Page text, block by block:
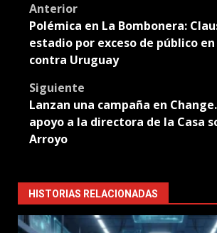
Post
navigation
Anterior
Polémica en La Bombonera:
estadio por exceso de público
contra Uruguay
Siguiente
Lanzan una campaña en
apoyo a la directora de la Casa
Arroyo
HISTORIAS RELACIONADAS